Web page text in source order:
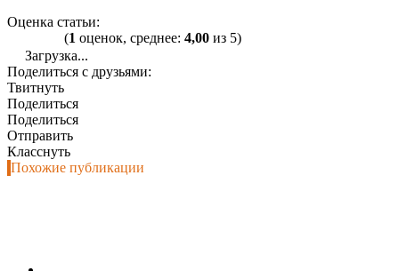
Оценка статьи:
(1 оценок, среднее: 4,00 из 5)
Загрузка...
Поделиться с друзьями:
Твитнуть
Поделиться
Поделиться
Отправить
Класснуть
Похожие публикации